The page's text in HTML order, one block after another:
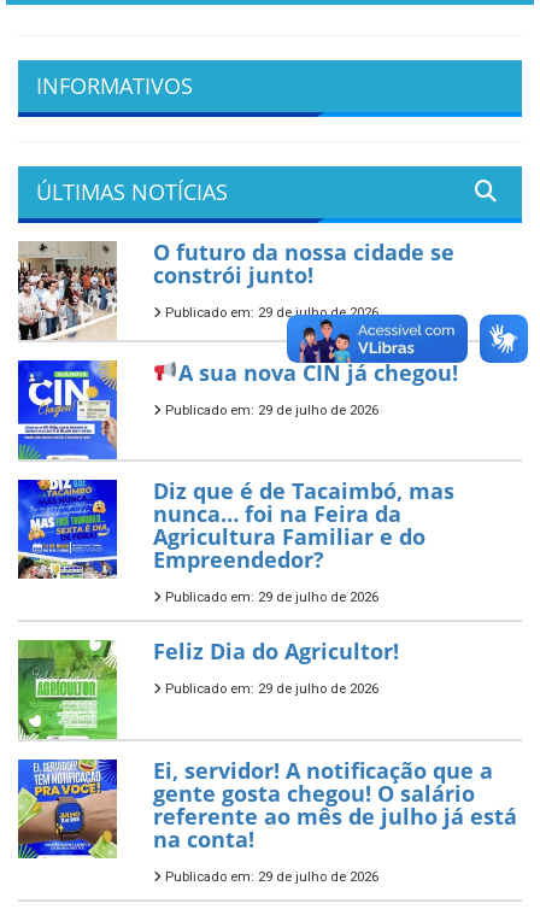
INFORMATIVOS
ÚLTIMAS NOTÍCIAS
O futuro da nossa cidade se
constrói junto!
Publicado em: 29 de julho de 2026
A sua nova CIN já chegou!
Publicado em: 29 de julho de 2026
Diz que é de Tacaimbó, mas
nunca… foi na Feira da
Agricultura Familiar e do
Empreendedor?
Publicado em: 29 de julho de 2026
Feliz Dia do Agricultor!
Publicado em: 29 de julho de 2026
Ei, servidor! A notificação que a
gente gosta chegou! O salário
referente ao mês de julho já está
na conta!
Publicado em: 29 de julho de 2026